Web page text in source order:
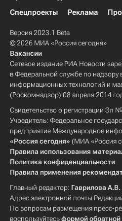
Спецпроекты
Реклама
Версия 2023.1 Beta
© 2026 МИА «Россия сегодня»
Вакансии
Сетевое издание РИА Новости
в Федеральной службе по надзору
информационных технологий и
(Роскомнадзор) 08 апреля 2014
Свидетельство о регистрации Эл
Учредитель: Федеральное
предприятие Международное
«Россия сегодня» (МИА «Россия
Правила использования
Политика конфиденциальности
Правила применения
Главный редактор: Гаврилова А.В.
Адрес электронной почты
По вопросам размещения пресс-
воспользуйтесьформой обратной